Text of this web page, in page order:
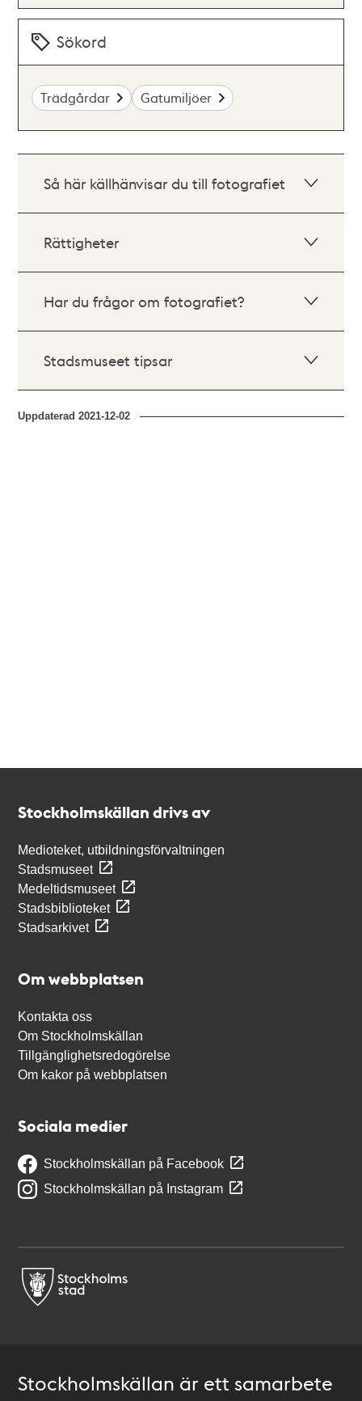
Sökord
Trädgårdar Gatumiljöer
Så här källhänvisar du till fotografiet
Rättigheter
Har du frågor om fotografiet?
Stadsmuseet tipsar
Uppdaterad2021-12-02
Stockholmskällan drivs av
Medioteket, utbildningsförvaltningen
Stadsmuseet
Medeltidsmuseet
Stadsbiblioteket
Stadsarkivet
Om webbplatsen
Kontakta oss
Om Stockholmskällan
Tillgänglighetsredogörelse
Om kakor på webbplatsen
Sociala medier
Stockholmskällan på Facebook
Stockholmskällan på Instagram
Stockholmskällan är ett samarbete